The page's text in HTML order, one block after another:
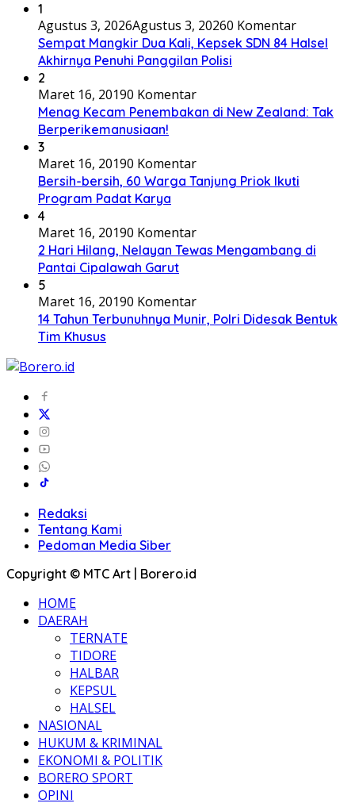
1
Agustus 3, 2026Agustus 3, 20260 Komentar
Sempat Mangkir Dua Kali, Kepsek SDN 84 Halsel
Akhirnya Penuhi Panggilan Polisi
2
Maret 16, 20190 Komentar
Menag Kecam Penembakan di New Zealand: Tak
Berperikemanusiaan!
3
Maret 16, 20190 Komentar
Bersih-bersih, 60 Warga Tanjung Priok Ikuti
Program Padat Karya
4
Maret 16, 20190 Komentar
2 Hari Hilang, Nelayan Tewas Mengambang di
Pantai Cipalawah Garut
5
Maret 16, 20190 Komentar
14 Tahun Terbunuhnya Munir, Polri Didesak Bentuk
Tim Khusus
Redaksi
Tentang Kami
Pedoman Media Siber
Copyright © MTC Art | Borero.id
HOME
DAERAH
TERNATE
TIDORE
HALBAR
KEPSUL
HALSEL
NASIONAL
HUKUM & KRIMINAL
EKONOMI & POLITIK
BORERO SPORT
OPINI